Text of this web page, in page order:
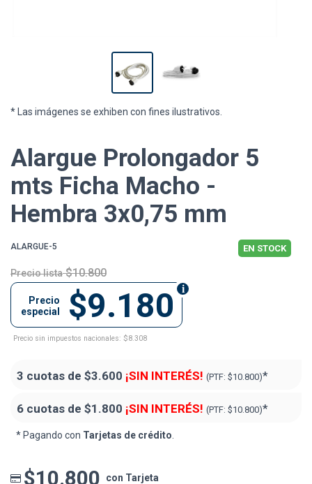
* Las imágenes se exhiben con fines ilustrativos.
Alargue Prolongador 5
mts Ficha Macho -
Hembra 3x0,75 mm
ALARGUE-5 EN STOCK
Precio lista $10.800
$9.180
Precio
especial
Precio sin impuestos nacionales: $8.308
3 cuotas de $3.600 ¡SIN INTERÉS! (PTF: $10.800)*
6 cuotas de $1.800 ¡SIN INTERÉS! (PTF: $10.800)*
* Pagando con Tarjetas de crédito.
$10.800 con Tarjeta